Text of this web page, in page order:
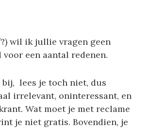
wil ik jullie vragen geen
een aantal redenen.
lees je toch niet, dus
irrelevant, oninteressant, en
Wat moet je met reclame
je niet gratis. Bovendien, je